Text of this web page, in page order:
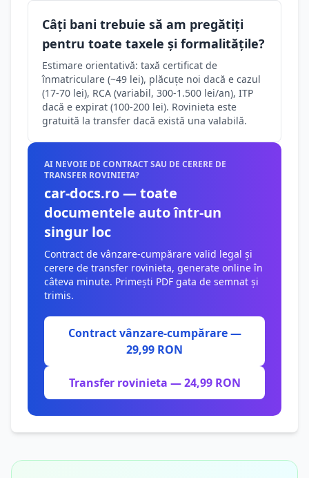
Câți bani trebuie să am pregătiți
pentru toate taxele și formalitățile?
Estimare orientativă: taxă certificat de
înmatriculare (~49 lei), plăcuțe noi dacă e cazul
(17-70 lei), RCA (variabil, 300-1.500 lei/an), ITP
dacă e expirat (100-200 lei). Rovinieta este
gratuită la transfer dacă există una valabilă.
AI NEVOIE DE CONTRACT SAU DE CERERE DE
TRANSFER ROVINIETA?
car-docs.ro — toate
documentele auto într-un
singur loc
Contract de vânzare-cumpărare valid legal și
cerere de transfer rovinieta, generate online în
câteva minute. Primești PDF gata de semnat și
trimis.
Contract vânzare-cumpărare —
29,99 RON
Transfer rovinieta — 24,99 RON